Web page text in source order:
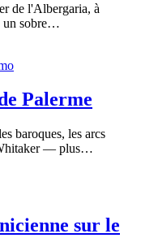
de l'Albergaria, à
un sobre…
Palerme
baroques, les arcs
Whitaker — plus…
sur le